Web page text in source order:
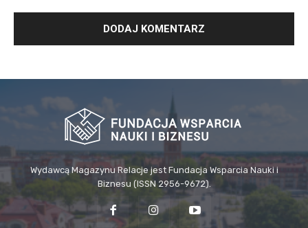
Wydawcą Magazynu Relacje jest Fundacja Wsparcia Nauki i
Biznesu (ISSN 2956-9672).